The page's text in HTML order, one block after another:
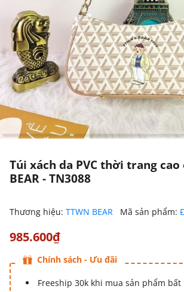
Túi xách da PVC thời trang cao
BEAR - TN3088
Thương hiệu: TTWN BEAR Mã sản phẩm:
985.600₫
Chính sách - Ưu đãi
Freeship 30k khi mua sản phẩm bất